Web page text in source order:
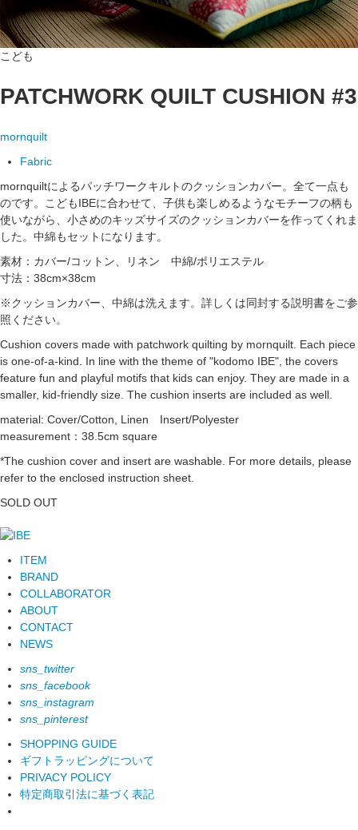
こども
PATCHWORK QUILT CUSHION #3
mornquilt
Fabric
mornquiltによるパッチワークキルトのクッションカバー。全て一点も
のです。こどもIBEに合わせて、子供も楽しめるようなモチーフの柄も
使いながら、小さめのキッズサイズのクッションカバーを作ってくれま
した。中綿もセットになります。
素材：カバー/コットン、リネン 中綿/ポリエステル
寸法：38cm×38cm
※クッションカバー、中綿は洗えます。詳しくは同封する説明書をご参
照ください。
Cushion covers made with patchwork quilting by mornquilt. Each piece
is one-of-a-kind. In line with the theme of "kodomo IBE", the covers
feature fun and playful motifs that kids can enjoy. They are made in a
smaller, kid-friendly size. The cushion inserts are included as well.
material: Cover/Cotton, Linen Insert/Polyester
measurement：38.5cm square
*The cushion cover and insert are washable. For more details, please
refer to the enclosed instruction sheet.
SOLD OUT
ITEM
BRAND
COLLABORATOR
ABOUT
CONTACT
NEWS
sns_twitter
sns_facebook
sns_instagram
sns_pinterest
SHOPPING GUIDE
ギフトラッピングについて
PRIVACY POLICY
特定商取引法に基づく表記